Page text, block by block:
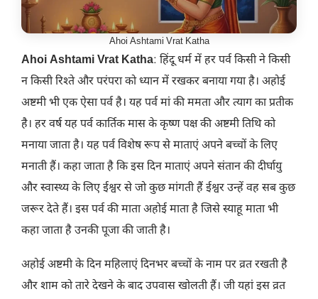
Ahoi Ashtami Vrat Katha
Ahoi Ashtami Vrat Katha: हिंदू धर्म में हर पर्व किसी ने किसी
न किसी रिश्ते और परंपरा को ध्यान में रखकर बनाया गया है। अहोई
अष्टमी भी एक ऐसा पर्व है। यह पर्व मां की ममता और त्याग का प्रतीक
है। हर वर्ष यह पर्व कार्तिक मास के कृष्ण पक्ष की अष्टमी तिथि को
मनाया जाता है। यह पर्व विशेष रूप से माताएं अपने बच्चों के लिए
मनाती हैं। कहा जाता है कि इस दिन माताएं अपने संतान की दीर्घायु
और स्वास्थ्य के लिए ईश्वर से जो कुछ मांगती हैं ईश्वर उन्हें वह सब कुछ
जरूर देते हैं। इस पर्व की माता अहोई माता है जिसे स्याहू माता भी
कहा जाता है उनकी पूजा की जाती है।
अहोई अष्टमी के दिन महिलाएं दिनभर बच्चों के नाम पर व्रत रखती है
और शाम को तारे देखने के बाद उपवास खोलती हैं। जी यहां इस व्रत